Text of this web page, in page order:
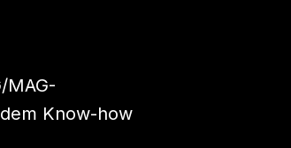
MAG-
Know-how